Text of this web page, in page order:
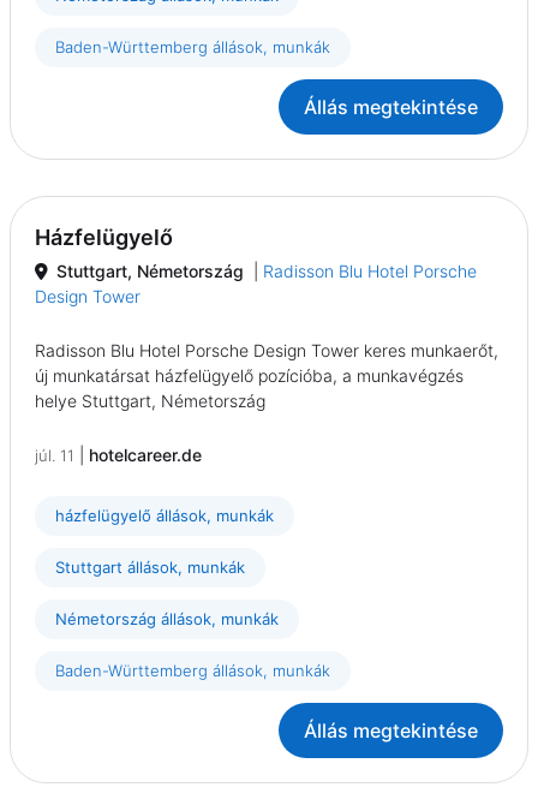
Baden-Württemberg állások, munkák
Állás megtekintése
Házfelügyelő
Stuttgart, Németország
Radisson Blu Hotel Porsche
Design Tower
Radisson Blu Hotel Porsche Design Tower keres munkaerőt,
új munkatársat házfelügyelő pozícióba, a munkavégzés
helye Stuttgart, Németország
júl. 11 hotelcareer.de
házfelügyelő állások, munkák
Stuttgart állások, munkák
Németország állások, munkák
Baden-Württemberg állások, munkák
Állás megtekintése